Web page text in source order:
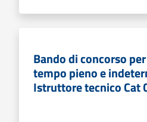
Bando di concorso
tempo pieno e
Istruttore tecnico Cat